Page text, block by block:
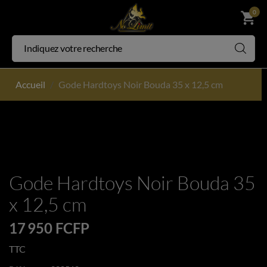
shopping_cart
0
Accueil Gode Hardtoys Noir Bouda 35 x 12,5 cm
Gode Hardtoys Noir Bouda 35
x 12,5 cm
17 950 FCFP
TTC